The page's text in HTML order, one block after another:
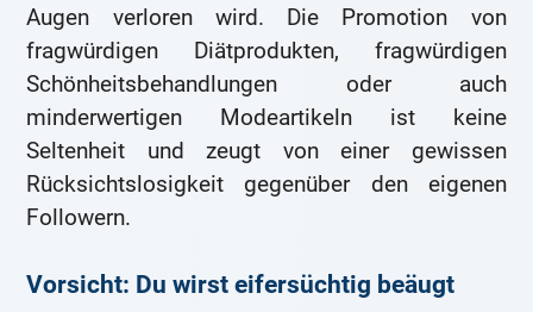
Augen verloren wird. Die Promotion von
fragwürdigen Diätprodukten, fragwürdigen
Schönheitsbehandlungen oder auch
minderwertigen Modeartikeln ist keine
Seltenheit und zeugt von einer gewissen
Rücksichtslosigkeit gegenüber den eigenen
Followern.
Vorsicht: Du wirst eifersüchtig beäugt